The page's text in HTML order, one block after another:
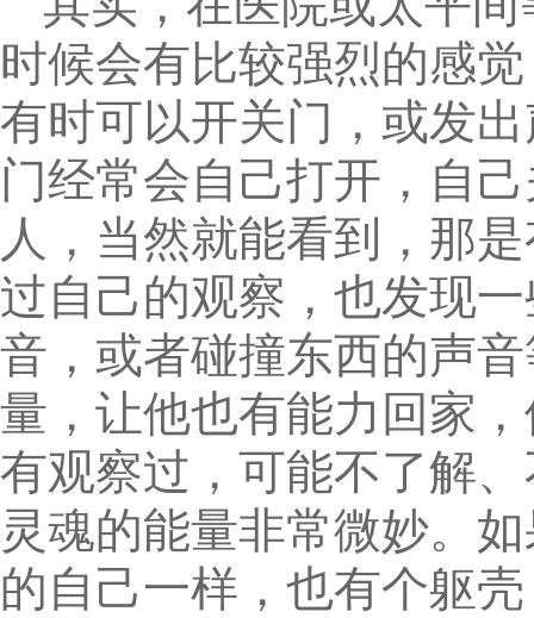
时候会有比较强烈的感
有时可以开关门，或发
门经常会自己打开，自
人，当然就能看到，那
过自己的观察，也发现
音，或者碰撞东西的声
量，让他也有能力回家
有观察过，可能不了解
灵魂的能量非常微妙。
的自己一样，也有个躯